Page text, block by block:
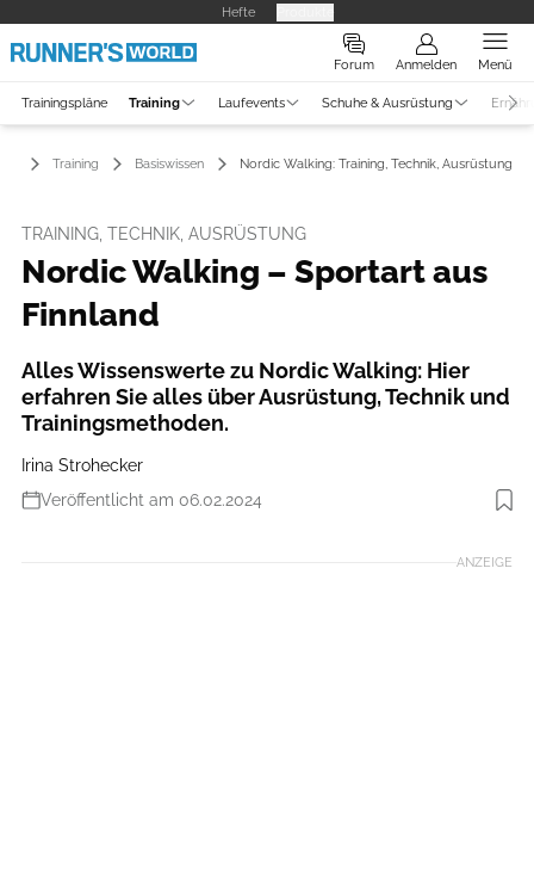
Hefte
Forum Anmelden Menü
Trainingspläne Training Laufevents Schuhe & Ausrüstung
Training Basiswissen Nordic Walking: Training, Technik, Ausrüstung
TRAINING, TECHNIK, AUSRÜSTUNG
Nordic Walking – Sportart aus
Finnland
Alles Wissenswerte zu Nordic Walking: Hier
erfahren Sie alles über Ausrüstung, Technik und
Trainingsmethoden.
Irina Strohecker
Veröffentlicht am 06.02.2024
Foto: iStockphoto
ANZEIGE